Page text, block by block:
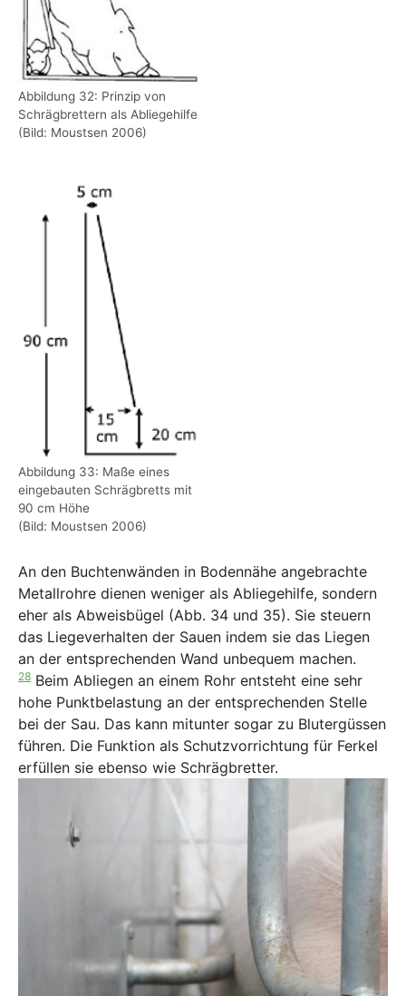
Abbildung 32: Prinzip von
Schrägbrettern als Abliegehilfe
(Bild: Moustsen 2006)
Show larger version
Abbildung 33: Maße eines
eingebauten Schrägbretts mit
90 cm Höhe
(Bild: Moustsen 2006)
An den Buchtenwänden in Bodennähe angebrachte
Metallrohre dienen weniger als Abliegehilfe, sondern
eher als Abweisbügel (Abb. 34 und 35). Sie steuern
das Liegeverhalten der Sauen indem sie das Liegen
an der entsprechenden Wand unbequem machen.
28 Beim Abliegen an einem Rohr entsteht eine sehr
hohe Punktbelastung an der entsprechenden Stelle
bei der Sau. Das kann mitunter sogar zu Blutergüssen
führen. Die Funktion als Schutzvorrichtung für Ferkel
erfüllen sie ebenso wie Schrägbretter.